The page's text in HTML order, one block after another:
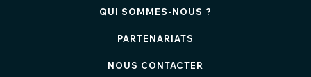
QUI SOMMES-NOUS ?
PARTENARIATS
NOUS CONTACTER